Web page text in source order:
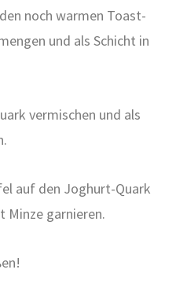
noch war­men Toast­
und als Schicht in
ver­mi­schen und als
auf den Joghurt-Quark
Min­ze gar­nie­ren.